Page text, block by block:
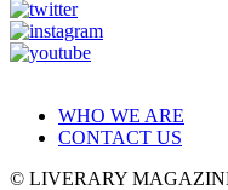
WHO WE ARE
CONTACT US
© LIVERARY